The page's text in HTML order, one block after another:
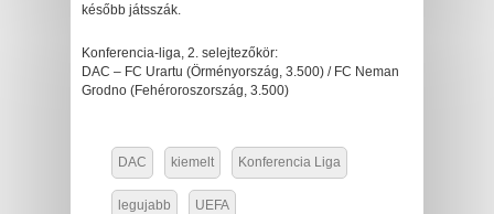
később játsszák.
Konferencia-liga, 2. selejtezőkör:
DAC – FC Urartu (Örményország, 3.500) / FC Neman
Grodno (Fehéroroszország, 3.500)
DAC kiemelt Konferencia Liga
legujabb UEFA